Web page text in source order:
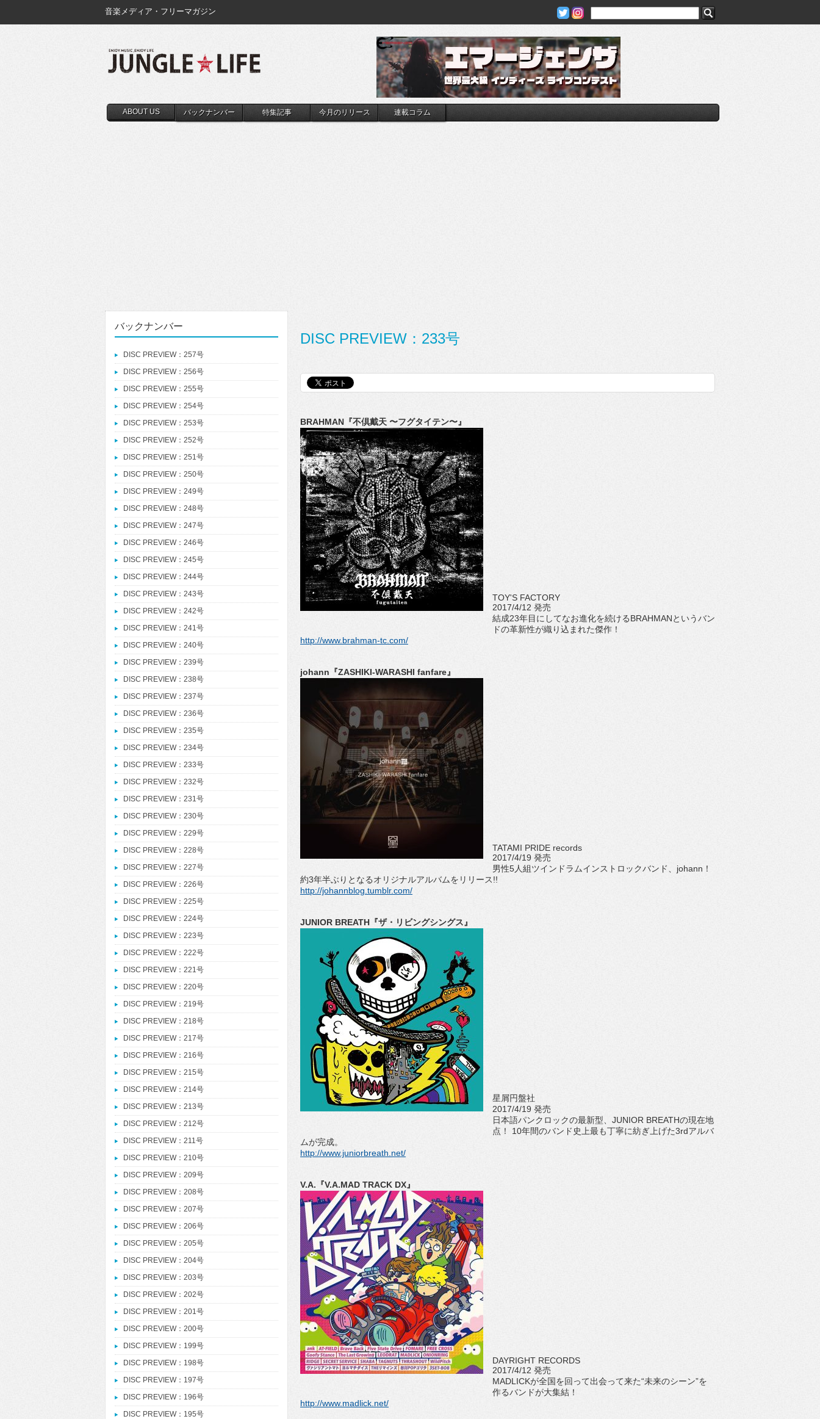
音楽メディア・フリーマガジン
ABOUT US バックナンバー 特集記事 今月のリリース 連載コラム
DISC PREVIEW：233号
BRAHMAN『不倶戴天 〜フグタイテン〜』
TOY'S FACTORY
2017/4/12 発売
結成23年目にしてなお進化を続けるBRAHMANというバン
ドの革新性が織り込まれた傑作！
http://www.brahman-tc.com/
johann『ZASHIKI-WARASHI fanfare』
TATAMI PRIDE records
2017/4/19 発売
男性5人組ツインドラムインストロックバンド、johann！
約3年半ぶりとなるオリジナルアルバムをリリース!!
http://johannblog.tumblr.com/
JUNIOR BREATH『ザ・リビングシングス』
星屑円盤社
2017/4/19 発売
日本語パンクロックの最新型、JUNIOR BREATHの現在地
点！ 10年間のバンド史上最も丁寧に紡ぎ上げた3rdアルバ
ムが完成。
http://www.juniorbreath.net/
V.A.『V.A.MAD TRACK DX』
DAYRIGHT RECORDS
2017/4/12 発売
MADLICKが全国を回って出会って来た“未来のシーン”を
作るバンドが大集結！
http://www.madlick.net/
バックナンバー
DISC PREVIEW：257号
DISC PREVIEW：256号
DISC PREVIEW：255号
DISC PREVIEW：254号
DISC PREVIEW：253号
DISC PREVIEW：252号
DISC PREVIEW：251号
DISC PREVIEW：250号
DISC PREVIEW：249号
DISC PREVIEW：248号
DISC PREVIEW：247号
DISC PREVIEW：246号
DISC PREVIEW：245号
DISC PREVIEW：244号
DISC PREVIEW：243号
DISC PREVIEW：242号
DISC PREVIEW：241号
DISC PREVIEW：240号
DISC PREVIEW：239号
DISC PREVIEW：238号
DISC PREVIEW：237号
DISC PREVIEW：236号
DISC PREVIEW：235号
DISC PREVIEW：234号
DISC PREVIEW：233号
DISC PREVIEW：232号
DISC PREVIEW：231号
DISC PREVIEW：230号
DISC PREVIEW：229号
DISC PREVIEW：228号
DISC PREVIEW：227号
DISC PREVIEW：226号
DISC PREVIEW：225号
DISC PREVIEW：224号
DISC PREVIEW：223号
DISC PREVIEW：222号
DISC PREVIEW：221号
DISC PREVIEW：220号
DISC PREVIEW：219号
DISC PREVIEW：218号
DISC PREVIEW：217号
DISC PREVIEW：216号
DISC PREVIEW：215号
DISC PREVIEW：214号
DISC PREVIEW：213号
DISC PREVIEW：212号
DISC PREVIEW：211号
DISC PREVIEW：210号
DISC PREVIEW：209号
DISC PREVIEW：208号
DISC PREVIEW：207号
DISC PREVIEW：206号
DISC PREVIEW：205号
DISC PREVIEW：204号
DISC PREVIEW：203号
DISC PREVIEW：202号
DISC PREVIEW：201号
DISC PREVIEW：200号
DISC PREVIEW：199号
DISC PREVIEW：198号
DISC PREVIEW：197号
DISC PREVIEW：196号
DISC PREVIEW：195号